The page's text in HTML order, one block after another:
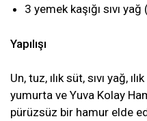
3 yemek kaşığı sıvı
Yapılışı
Un, tuz, ılık süt, sıvı yağ,
yumurta ve Yuva Kolay
pürüzsüz bir hamur elde